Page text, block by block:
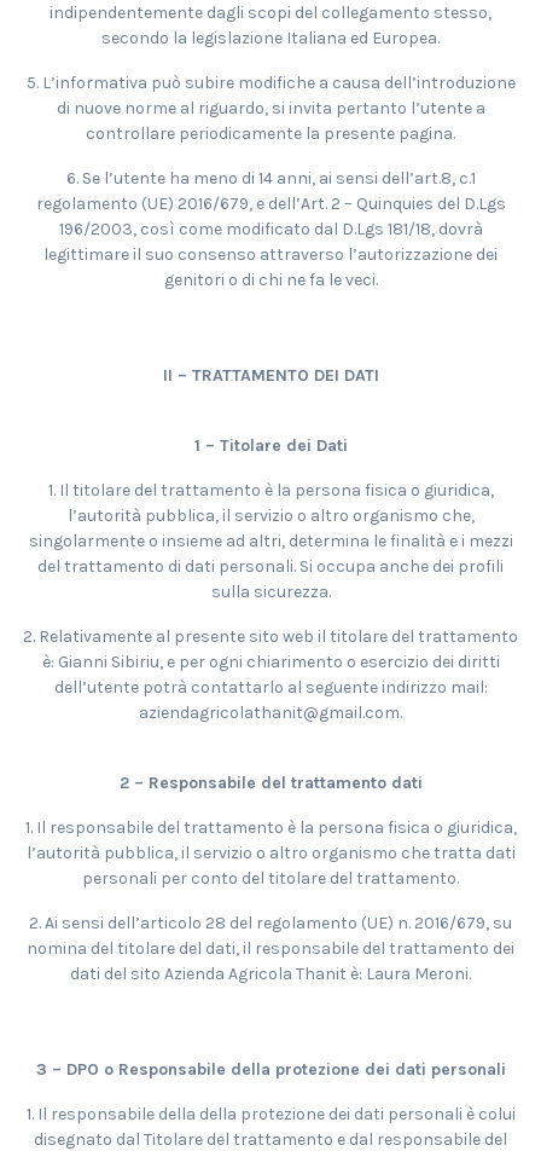
indipendentemente dagli scopi del collegamento stesso,
secondo la legislazione Italiana ed Europea.
5. L’informativa può subire modifiche a causa dell’introduzione
di nuove norme al riguardo, si invita pertanto l’utente a
controllare periodicamente la presente pagina.
6. Se l’utente ha meno di 14 anni, ai sensi dell’art.8, c.1
regolamento (UE) 2016/679, e dell’Art. 2 – Quinquies del D.Lgs
196/2003, così come modificato dal D.Lgs 181/18, dovrà
legittimare il suo consenso attraverso l’autorizzazione dei
genitori o di chi ne fa le veci.
II – TRATTAMENTO DEI DATI
1 – Titolare dei Dati
1. Il titolare del trattamento è la persona fisica o giuridica,
l’autorità pubblica, il servizio o altro organismo che,
singolarmente o insieme ad altri, determina le finalità e i mezzi
del trattamento di dati personali. Si occupa anche dei profili
sulla sicurezza.
2. Relativamente al presente sito web il titolare del trattamento
è: Gianni Sibiriu, e per ogni chiarimento o esercizio dei diritti
dell’utente potrà contattarlo al seguente indirizzo mail:
aziendagricolathanit@gmail.com.
2 – Responsabile del trattamento dati
1. Il responsabile del trattamento è la persona fisica o giuridica,
l’autorità pubblica, il servizio o altro organismo che tratta dati
personali per conto del titolare del trattamento.
2. Ai sensi dell’articolo 28 del regolamento (UE) n. 2016/679, su
nomina del titolare del dati, il responsabile del trattamento dei
dati del sito Azienda Agricola Thanit è: Laura Meroni.
3 – DPO o Responsabile della protezione dei dati personali
1. Il responsabile della della protezione dei dati personali è colui
disegnato dal Titolare del trattamento e dal responsabile del